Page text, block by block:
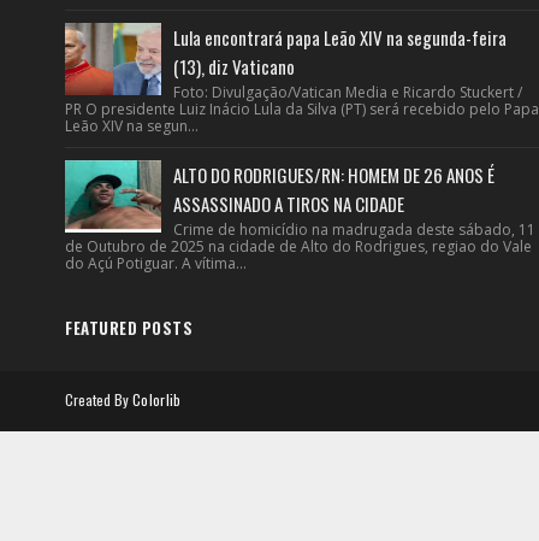
Lula encontrará papa Leão XIV na segunda-feira
(13), diz Vaticano
Foto: Divulgação/Vatican Media e Ricardo Stuckert /
PR O presidente Luiz Inácio Lula da Silva (PT) será recebido pelo Papa
Leão XIV na segun...
ALTO DO RODRIGUES/RN: HOMEM DE 26 ANOS É
ASSASSINADO A TIROS NA CIDADE
Crime de homicídio na madrugada deste sábado, 11
de Outubro de 2025 na cidade de Alto do Rodrigues, regiao do Vale
do Açú Potiguar. A vítima...
FEATURED POSTS
Created ByColorlib